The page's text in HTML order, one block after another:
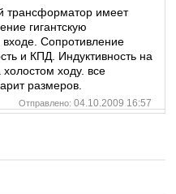
трансформатор имеет
гигантскую
входе. Сопротивление
и КПД. Индуктивность на
ходу. все
размеров.
Отправлено: 04.10.2009 16:57